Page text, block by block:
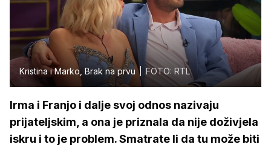
Kristina i Marko, Brak na prvu FOTO: RTL
Irma i Franjo i dalje svoj odnos nazivaju
prijateljskim, a ona je priznala da nije doživjela
iskru i to je problem. Smatrate li da tu može biti